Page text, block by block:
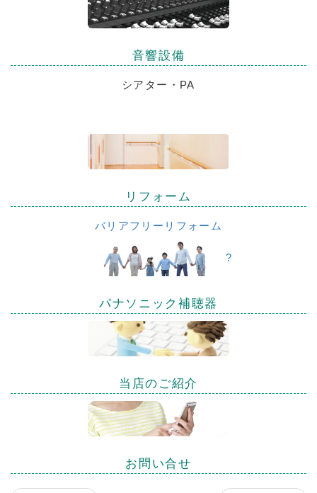
音響設備
シアター・PA
リフォーム
バリアフリーリフォーム
?
パナソニック補聴器
当店のご紹介
お問い合せ